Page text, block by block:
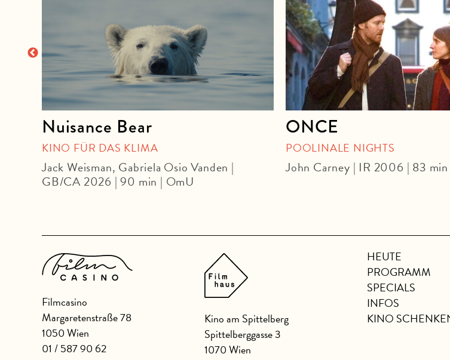
Nuisance Bear
KINO FÜR DAS KLIMA
Jack Weisman, Gabriela Osio Vanden |
GB/CA 2026 | 90 min | OmU
ONCE
POOLINALE NIGHTS
John Carney | IR 2006 | 83
Filmcasino
Margaretenstraße 78
1050 Wien
01 / 587 90 62
Kino am Spittelberg
Spittelberggasse 3
1070 Wien
HEUTE
PROGRAMM
SPECIALS
INFOS
KINO